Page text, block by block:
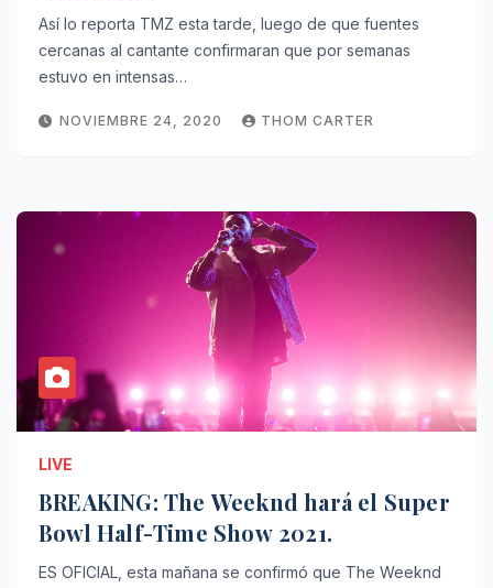
Así lo reporta TMZ esta tarde, luego de que fuentes
cercanas al cantante confirmaran que por semanas
estuvo en intensas…
NOVIEMBRE 24, 2020 THOM CARTER
LIVE
BREAKING: The Weeknd hará el Super
Bowl Half-Time Show 2021.
ES OFICIAL, esta mañana se confirmó que The Weeknd